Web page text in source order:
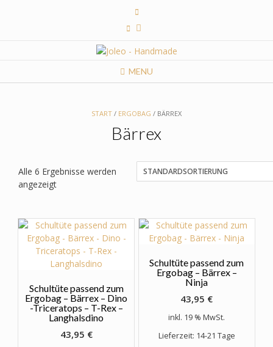
MENU
START / ERGOBAG / BÄRREX
Bärrex
Alle 6 Ergebnisse werden
angezeigt
Schultüte passend zum
Ergobag – Bärrex – Dino
-Triceratops – T-Rex –
Langhalsdino
43,95 €
Schultüte passend zum
Ergobag – Bärrex –
Ninja
43,95 €
inkl. 19 % MwSt.
Lieferzeit: 14-21 Tage